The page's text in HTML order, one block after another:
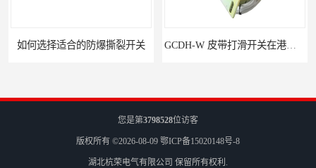
如何选择适合的防爆撕裂开关
您是第3798528位访客
版权所有 ©2026-08-09 鄂ICP备15020148号-8
湖北杭荣电气有限公司 保留所有权利.